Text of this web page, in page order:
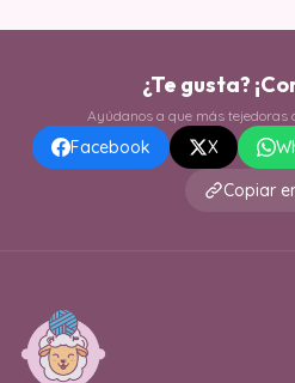
¿Te gusta?
Ayúdanos a que más tejedoras
Facebook X
Copiar